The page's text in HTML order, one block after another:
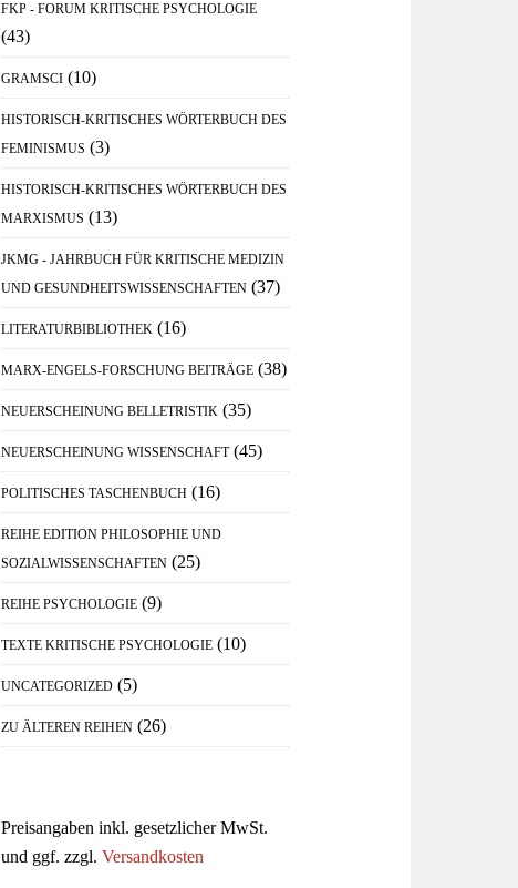
FKP - FORUM KRITISCHE PSYCHOLOGIE
(43)
GRAMSCI (10)
HISTORISCH-KRITISCHES WÖRTERBUCH DES
FEMINISMUS (3)
HISTORISCH-KRITISCHES WÖRTERBUCH DES
MARXISMUS (13)
JKMG - JAHRBUCH FÜR KRITISCHE MEDIZIN
UND GESUNDHEITSWISSENSCHAFTEN (37)
LITERATURBIBLIOTHEK (16)
MARX-ENGELS-FORSCHUNG BEITRÄGE (38)
NEUERSCHEINUNG BELLETRISTIK (35)
NEUERSCHEINUNG WISSENSCHAFT (45)
POLITISCHES TASCHENBUCH (16)
REIHE EDITION PHILOSOPHIE UND
SOZIALWISSENSCHAFTEN (25)
REIHE PSYCHOLOGIE (9)
TEXTE KRITISCHE PSYCHOLOGIE (10)
UNCATEGORIZED (5)
ZU ÄLTEREN REIHEN (26)
Preisangaben inkl. gesetzlicher MwSt.
und ggf. zzgl. Versandkosten